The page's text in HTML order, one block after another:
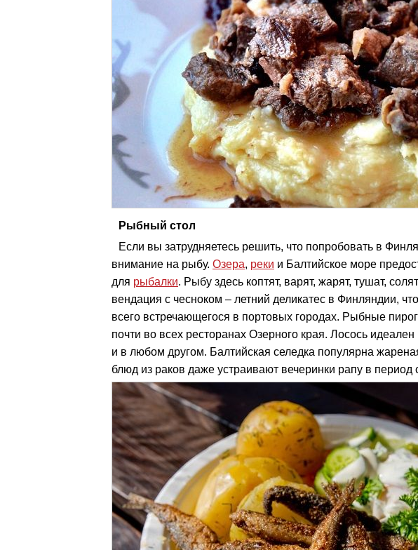
Рыбный стол
Если вы затрудняетесь решить, что попробовать в
внимание на рыбу. Озера, реки и Балтийское море
для рыбалки. Рыбу здесь коптят, варят, жарят, тушат,
вендация с чесноком – летний деликатес в Финляндии,
всего встречающегося в портовых городах. Рыбные
почти во всех ресторанах Озерного края. Лосось
и в любом другом. Балтийская селедка популярна
блюд из раков даже устраивают вечеринки рапу в период